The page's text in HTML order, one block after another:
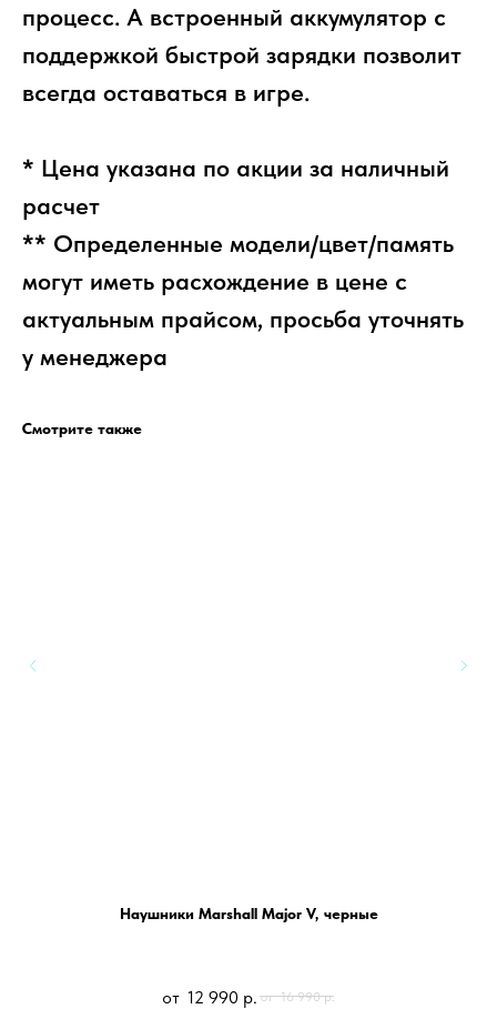
процесс. А встроенный аккумулятор с
поддержкой быстрой зарядки позволит
всегда оставаться в игре.
* Цена указана по акции за наличный
расчет
** Определенные модели/цвет/память
могут иметь расхождение в цене с
актуальным прайсом, просьба уточнять
у менеджера
Смотрите также
Наушники Marshall Major V, черные
12 990 р. 16 990 р.